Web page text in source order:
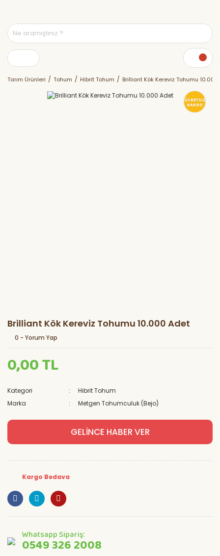
Tarım Ürünleri Tohum Hibrit Tohum Brilliant Kök Kereviz Tohumu
ÜCRETSİZ
KARGO
Brilliant Kök Kereviz Tohumu 10.000 Adet
0 - Yorum Yap
0,00 TL
Kategori
Hibrit Tohum
Marka
Metgen Tohumculuk (Bejo)
GELİNCE HABER VER
Kargo Bedava
Whatsapp Sipariş:
0549 326 2008